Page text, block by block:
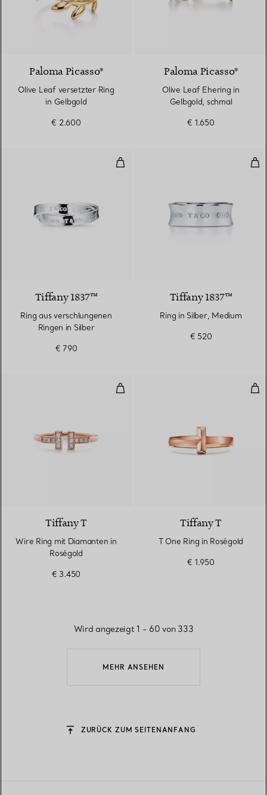
Paloma Picasso®
Olive Leaf versetzter Ring
in Gelbgold
€ 2.600
Paloma Picasso®
Olive Leaf Ehering in
Gelbgold, schmal
€ 1.650
Ring aus verschlungenen Ringen
Tiffany 1837™
Ring aus verschlungenen
Ringen in Silber
€ 790
Tiffany 1837™
Ring in Silber, Medium
€ 520
Wire Ring mit Diamanten in
Tiffany T
Wire Ring mit Diamanten in
Roségold
€ 3.450
T
Tiffany T
T One Ring in Roségold
€ 1.950
MEHR ANSEHEN
Wird angezeigt 1 - 60 von 333
ZURÜCK ZUM SEITENANFANG